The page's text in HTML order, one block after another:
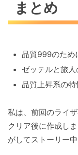
まとめ
品質999のため
ゼッテルと旅人
品質上昇系の特
私は、前回のライ
クリア後に作成し
がしてストーリー中